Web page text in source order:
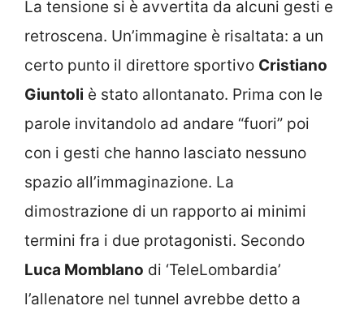
La tensione si è avvertita da alcuni gesti e
retroscena. Un’immagine è risaltata: a un
certo punto il direttore sportivo Cristiano
Giuntoli è stato allontanato. Prima con le
parole invitandolo ad andare “fuori” poi
con i gesti che hanno lasciato nessuno
spazio all’immaginazione. La
dimostrazione di un rapporto ai minimi
termini fra i due protagonisti. Secondo
Luca Momblano di ‘TeleLombardia’
l’allenatore nel tunnel avrebbe detto a